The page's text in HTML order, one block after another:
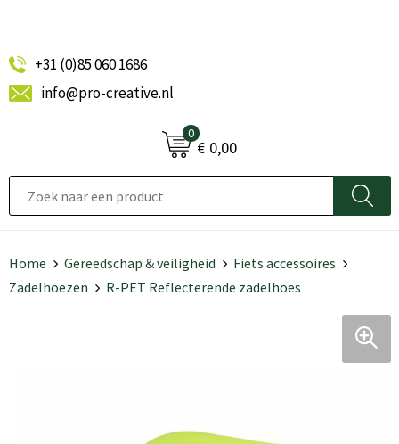
+31 (0)85 060 1686
info@pro-creative.nl
0
€ 0,00
Home Gereedschap & veiligheid
Fiets accessoires
Zadelhoezen
R-PET Reflecterende zadelhoes